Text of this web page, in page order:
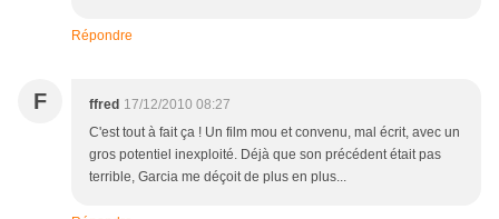
Répondre
F ffred 17/12/2010 08:27
C'est tout à fait ça ! Un film mou et convenu, mal écrit, avec un
gros potentiel inexploité. Déjà que son précédent était pas
terrible, Garcia me déçoit de plus en plus...